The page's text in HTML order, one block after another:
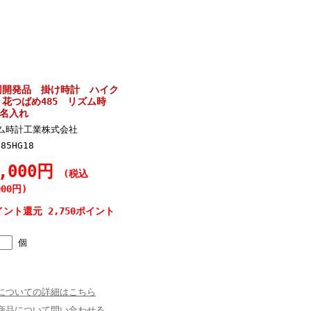
開発品 掛け時計 ハイク
つばめ485 リズム時
入れ
時計工業株式会社
円
(税込
円)
ント還元 2,750ポイント
個
ついての詳細はこちら